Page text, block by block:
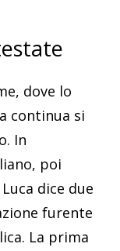
dove lo
continua si
In
poi
dice due
furente
La prima